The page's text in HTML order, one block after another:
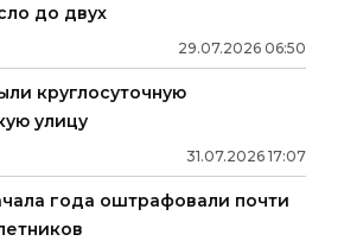
до двух
29.07.2026 06:50
круглосуточную
улицу
31.07.2026 17:07
года оштрафовали почти